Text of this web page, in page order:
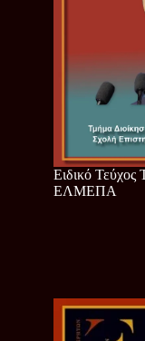
Ειδικό Τεύχος
ΕΛΜΕΠΑ